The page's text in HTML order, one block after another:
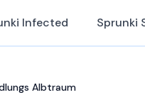
Infected Sprunki
Albtraum